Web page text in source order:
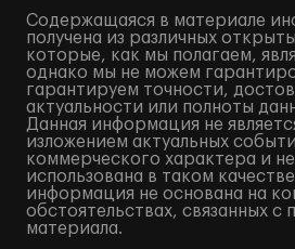
Содержащаяся в материале
получена из различных
которые, как мы полагаем,
однако мы не можем
гарантируем точности,
актуальности или полноты
Данная информация не
изложением актуальных
коммерческого характера и
использована в таком
информация не основана на
обстоятельствах, связанных с
материала.